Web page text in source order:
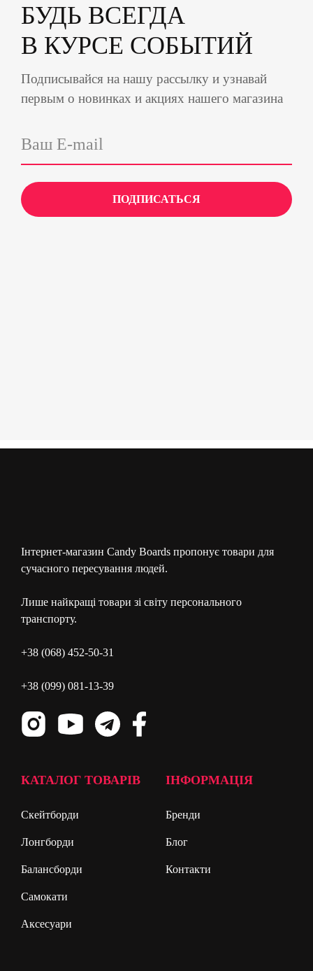
БУДЬ ВСЕГДА
В КУРСЕ СОБЫТИЙ
Подписывайся на нашу рассылку и узнавай
первым о новинках и акциях нашего магазина
Інтернет-магазин Candy Boards пропонує товари для
сучасного пересування людей.
Лише найкращі товари зі світу персонального
транспорту.
+38 (068) 452-50-31
+38 (099) 081-13-39
КАТАЛОГ ТОВАРІВ
Скейтборди
Лонгборди
Балансборди
Самокати
Аксесуари
ІНФОРМАЦІЯ
Бренди
Блог
Контакти